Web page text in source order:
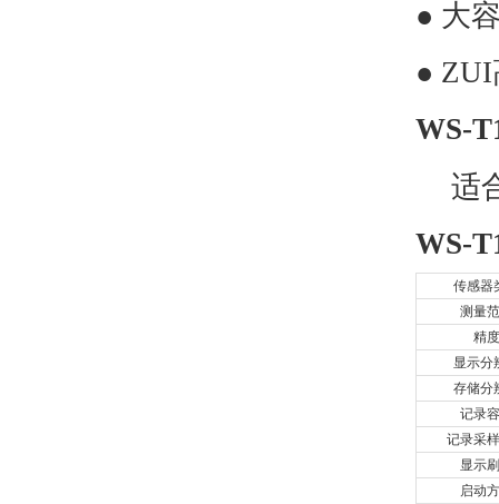
● 大
● ZUI
WS-
适
WS-
传感器
测量
精度
显示分
存储分
记录
记录采
显示
启动